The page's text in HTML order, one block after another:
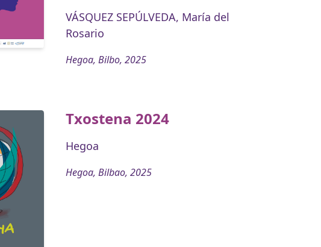
VÁSQUEZ SEPÚLVEDA, María del
Rosario
Hegoa, Bilbo, 2025
Txostena 2024
Hegoa
Hegoa, Bilbao, 2025